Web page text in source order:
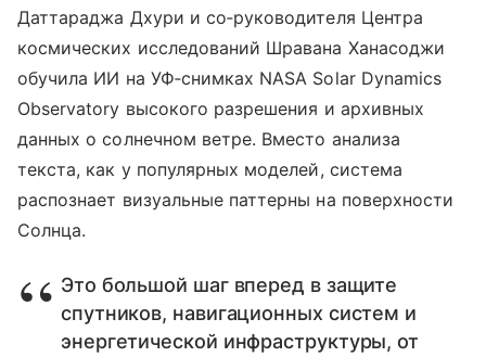
Даттараджа Дхури и со‑руководителя Центра
космических исследований Шравана Ханасоджи
обучила ИИ на УФ‑снимках NASA Solar Dynamics
Observatory высокого разрешения и архивных
данных о солнечном ветре. Вместо анализа
текста, как у популярных моделей, система
распознает визуальные паттерны на поверхности
Солнца.
Это большой шаг вперед в защите
спутников, навигационных систем и
энергетической инфраструктуры, от